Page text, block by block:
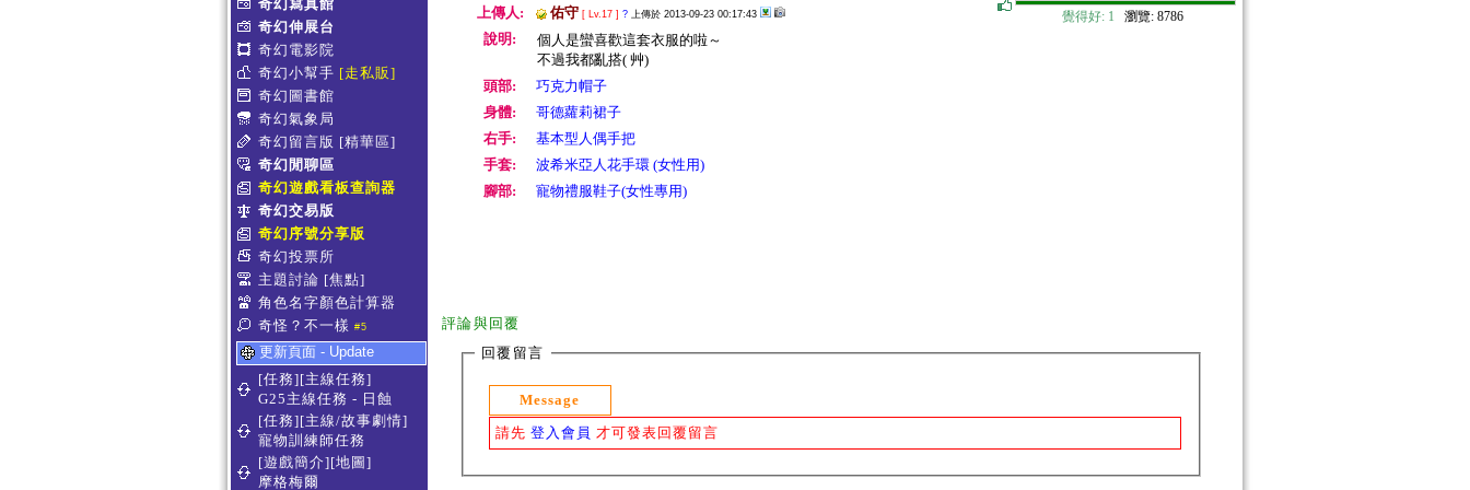
奇幻寫真館
奇幻伸展台
奇幻電影院
奇幻小幫手 [走私販]
奇幻圖書館
奇幻氣象局
奇幻留言版 [精華區]
奇幻閒聊區
奇幻遊戲看板查詢器
奇幻交易版
奇幻序號分享版
奇幻投票所
主題討論 [焦點]
角色名字顏色計算器
奇怪？不一樣 #5
更新頁面 - Update
[任務][主線任務]
G25主線任務 - 日蝕
[任務][主線/故事劇情]
寵物訓練師任務
[遊戲簡介][地圖]
摩格梅爾
覺得好: 1 瀏覽: 8786
上傳人: 佑守 [ Lv.17 ] ? 上傳於 2013-09-23 00:17:43
說明:
個人是蠻喜歡這套衣服的啦～
不過我都亂搭( 艸)
頭部:
巧克力帽子
身體:
哥德蘿莉裙子
右手:
基本型人偶手把
手套:
波希米亞人花手環 (女性用)
腳部:
寵物禮服鞋子(女性專用)
評論與回覆
回覆留言
Message
請先 登入會員 才可發表回覆留言